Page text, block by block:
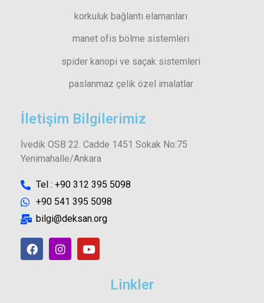
korkuluk bağlantı elamanları
manet ofis bölme sistemleri
spider kanopi ve saçak sistemleri
paslanmaz çelik özel imalatlar
İletişim Bilgilerimiz
İvedik OSB 22. Cadde 1451 Sokak No:75
Yenimahalle/Ankara
Tel : +90 312 395 5098
+90 541 395 5098
bilgi@deksan.org
Linkler